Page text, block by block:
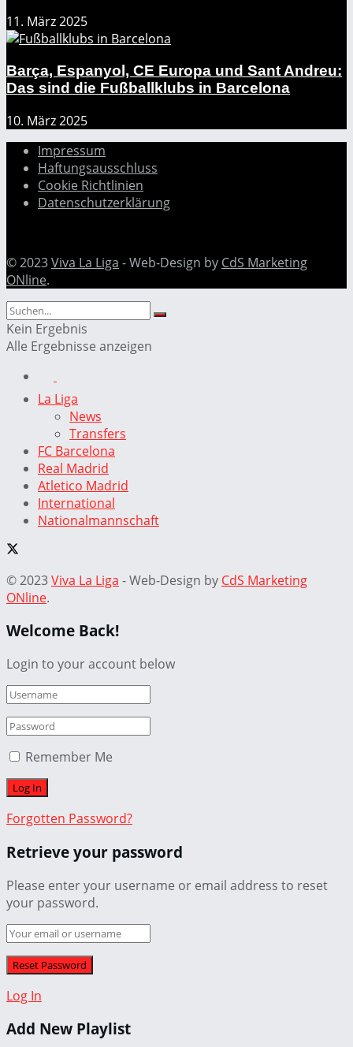
11. März 2025
Barça, Espanyol, CE Europa und Sant Andreu:
Das sind die Fußballklubs in Barcelona
10. März 2025
Impressum
Haftungsausschluss
Cookie Richtlinien
Datenschutzerklärung
© 2023Viva La Liga - Web-Design by CdS Marketing
ONline.
Kein Ergebnis
Alle Ergebnisse anzeigen
La Liga
News
Transfers
FC Barcelona
Real Madrid
Atletico Madrid
International
Nationalmannschaft
© 2023Viva La Liga - Web-Design by CdS Marketing
ONline.
Welcome Back!
Login to your account below
Remember Me
Forgotten Password?
Retrieve your password
Please enter your username or email address to reset
your password.
Log In
Add New Playlist